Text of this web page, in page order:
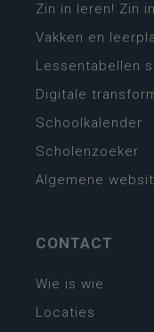
Zin in leren! Zin
Vakken en
Lessentabellen
Digitale
Schoolkalender
Scholenzoeker
Algemene
CONTACT
Wie is wie
Locaties